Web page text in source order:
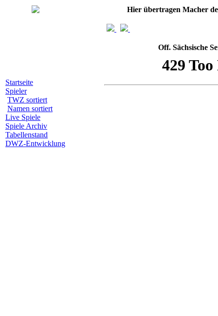
Startseite
Spieler
TWZ sortiert
Namen sortiert
Live Spiele
Spiele Archiv
Tabellenstand
DWZ-Entwicklung
Hier übertragen Macher
Off. Sächsische